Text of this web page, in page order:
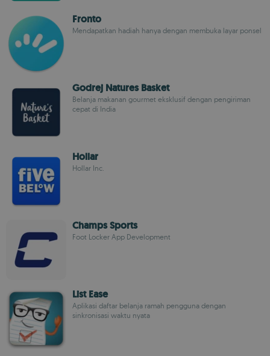
Fronto
Mendapatkan hadiah hanya dengan membuka layar ponsel
Godrej Natures Basket
Belanja makanan gourmet eksklusif dengan pengiriman
cepat di India
Hollar
Hollar Inc.
Champs Sports
Foot Locker App Development
List Ease
Aplikasi daftar belanja ramah pengguna dengan
sinkronisasi waktu nyata